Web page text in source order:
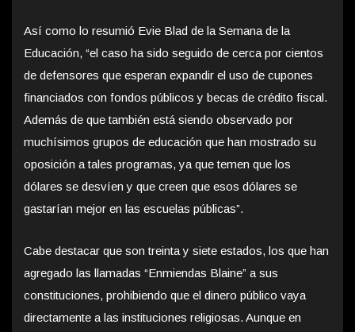
Así como lo resumió Evie Blad de la Semana de la
Educación, “el caso ha sido seguido de cerca por cientos
de defensores que esperan expandir el uso de cupones
financiados con fondos públicos y becas de crédito fiscal.
Además de que también está siendo observado por
muchísimos grupos de educación que han mostrado su
oposición a tales programas, ya que temen que los
dólares se desvíen y que creen que esos dólares se
gastarían mejor en las escuelas públicas”.
Cabe destacar que son treinta y siete estados, los que han
agregado las llamadas “Enmiendas Blaine” a sus
constituciones, prohibiendo que el dinero público vaya
directamente a las instituciones religiosas. Aunque en